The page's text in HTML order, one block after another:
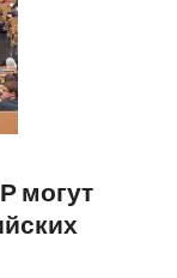
могут